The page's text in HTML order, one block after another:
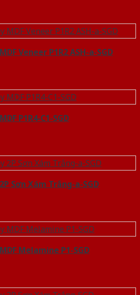
Veneer P1R2 ASH-a-SGD
P1R4-C1-SGD
Sơn Xám Trắng-a-SGD
Melamine P1-SGD